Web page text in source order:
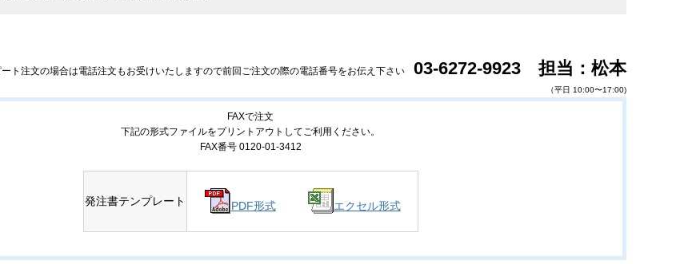
ト注文の場合は電話注文もお受けいたしますので前回ご注文の際の電話番号をお伝え下さい 03-6272-9923 担当：松本
（平日 10:00〜17:00)
FAXで注文
下記の形式ファイルをプリントアウトしてご利用ください。
FAX番号 0120-01-3412
発注書テンプレート PDF形式 エクセル形式